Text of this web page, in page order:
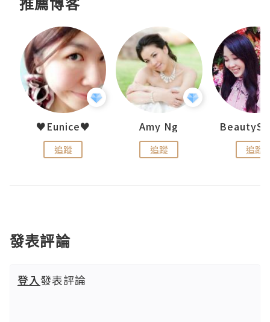
♥Eunice♥
追蹤
Amy Ng
追蹤 追蹤
發表評論
登入發表評論